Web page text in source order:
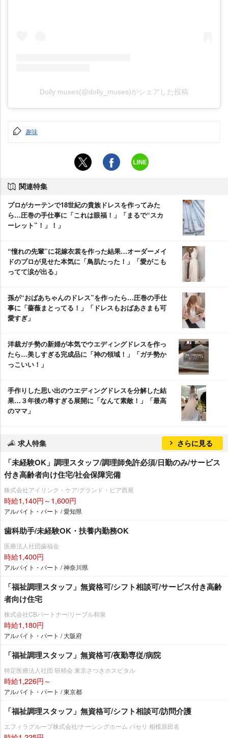
Dolly muses(@dolly_muses)がシェアした投稿
趣味
関連特集
プロがカーテンで18世紀の貴族ドレスを作ってみた
ら…圧巻の手仕事に「これは眼福！」「まるで“スカ
ーレット”！」！」
“憧れの先輩”に花嫁衣裳を作った結果…オーダーメイ
ドのプロが見せた本気に「鳥肌たった！」「愛がこも
ってて涙が出る」
孫が“おばあちゃんのドレス”を作ったら…圧巻の手仕
事に「薔薇まとってる！」「ドレスもおばあさまも可
愛すぎ」
洋裁ガチ勢の新婦が本気でウエディングドレスを作っ
たら…美しすぎる完成品に「神の領域！」「ガチ勢か
っこいい！」
手作りした思い出のウエディングドレスを分解した結
果…３年後の尊すぎる展開に「なんて素敵！」「最高
のママ」
求人特集 さらに見る
「未経験OK」調理スタッフ/調理師免許必須/日勤のみ/サービス
付き高齢者向け住宅/社会保障完備
株式会社アイリンク・ケア/グランド・ピア西尾
時給1,140円～1,600円
アルバイト・パート / 愛知県
歯科助手/未経験OK・扶養内勤務OK
医療法人社団歯福会
時給1,400円
アルバイト・パート / 神奈川県
「福祉調理スタッフ」無資格可/シフト相談可/サービス付き高齢
者向け住宅
株式会社CBパートナー/リーブル和泉
時給1,180円
アルバイト・パート / 大阪府
「福祉調理スタッフ」無資格可/夜勤専従/病院
特定医療法人社団 研精会 東京さつきホスピタル
時給1,226円～
アルバイト・パート / 東京都
「福祉調理スタッフ」無資格可/シフト相談可/訪問介護
エフィラグループ株式会社/ナーシングホーム パセリ 相模原田名